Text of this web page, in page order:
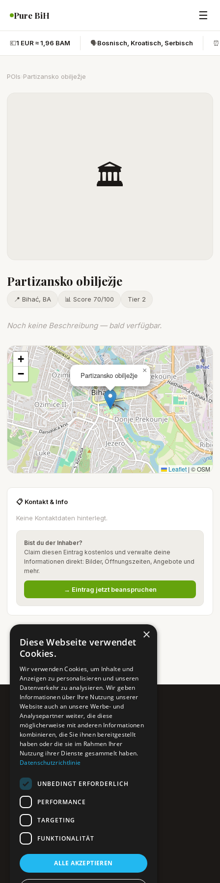
Pure BiH ☰
💶1 EUR ≈ 1,96 BAM 🗣️Bosnisch, Kroatisch, Serbisch ⏰
POIs Partizansko obilježje
🏛️
Partizansko obilježje
📍 Bihać, BA 📊 Score 70/100 Tier 2
Noch keine Beschreibung — bald verfügbar.
Partizansko obilježje
×
+
−
Leaflet | © OSM
📋 Kontakt & Info
Keine Kontaktdaten hinterlegt.
Bist du der Inhaber?
Claim diesen Eintrag kostenlos und verwalte deine
Informationen direkt: Bilder, Öffnungszeiten, Angebote und
mehr.
→ Eintrag jetzt beanspruchen
Pure BiH
Authentisches Bosnien & Herzegowina
Ein Teil des BTP Reise-Netzwerks.
POIs entdecken
Interaktive Karte
Reiseblog
Reiseinfos & Tipps
Impressum
Datenschutz
×
Diese Webseite verwendet
Cookies.
Wir verwenden Cookies, um Inhalte und
Anzeigen zu personalisieren und unseren
Datenverkehr zu analysieren. Wir geben
Informationen über Ihre Nutzung unserer
Website auch an unsere Werbe- und
Analysepartner weiter, die diese
möglicherweise mit anderen Informationen
kombinieren, die Sie ihnen bereitgestellt
haben oder die sie im Rahmen Ihrer
Nutzung ihrer Dienste gesammelt haben.
Datenschutzrichtlinie
UNBEDINGT ERFORDERLICH
PERFORMANCE
TARGETING
FUNKTIONALITÄT
ALLE AKZEPTIEREN